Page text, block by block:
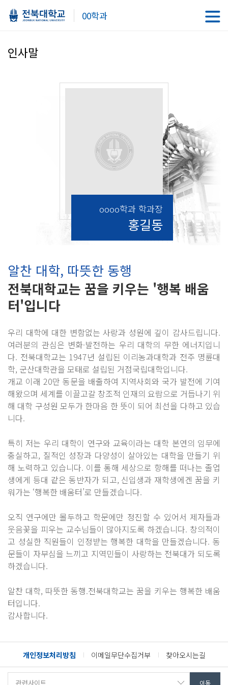
00학과
인사말
oooo학과 학과장
홍길동
알찬 대학, 따뜻한 동행
전북대학교는 꿈을 키우는 '행복 배움
터'입니다
우리 대학에 대한 변함없는 사랑과 성원에 깊이 감사드립니다.
여러분의 관심은 변화·발전하는 우리 대학의 무한 에너지입니
다. 전북대학교는 1947년 설립된 이리농과대학과 전주 명륜대
학, 군산대학관을 모태로 설립된 거점국립대학입니다.
개교 이래 20만 동문을 배출하여 지역사회와 국가 발전에 기여
해왔으며 세계를 이끌고갈 창조적 인재의 요람으로 거듭나기 위
해 대학 구성원 모두가 한마음 한 뜻이 되어 최선을 다하고 있습
니다.
특히 저는 우리 대학이 연구와 교육이라는 대학 본연의 임무에
충실하고, 질적인 성장과 다양성이 살아있는 대학을 만들기 위
해 노력하고 있습니다. 이를 통해 세상으로 항해를 떠나는 졸업
생에게 등대 같은 동반자가 되고, 신입생과 재학생에겐 꿈을 키
워가는 ‘행복한 배움터’로 만들겠습니다.
오직 연구에만 몰두하고 학문에만 정진할 수 있어서 제자들과
웃음꽃을 피우는 교수님들이 많아지도록 하겠습니다. 창의적이
고 성실한 직원들이 인정받는 행복한 대학을 만들겠습니다. 동
문들이 자부심을 느끼고 지역민들이 사랑하는 전북대가 되도록
하겠습니다.
알찬 대학, 따뜻한 동행.전북대학교는 꿈을 키우는 행복한 배움
터입니다.
감사합니다.
개인정보처리방침 이메일무단수집거부 찾아오시는길